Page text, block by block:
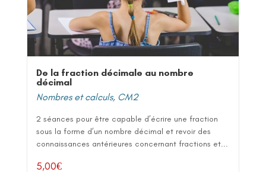
De la fraction décimale au nombre
décimal
Nombres et calculs, CM2
2 séances pour être capable d’écrire une fraction
sous la forme d’un nombre décimal et revoir des
connaissances antérieures concernant fractions et...
5,00€